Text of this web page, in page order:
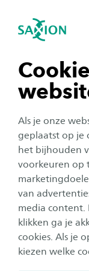
Als je onze
geplaatst op je
het bijhouden
voorkeuren op
van
media content.
klikken ga je
cookies. Als je
kiezen welke
Navigatie openen
tonen
tonen
tonen
tonen
sluiten
Nieuws
Alle categorieën
Onderwijs
Publicatiedatum:
26 juni 2026
Yes, je hebt
snel in!
Onderwijs
Publicatiedatum:
17 juni 2026
Impact